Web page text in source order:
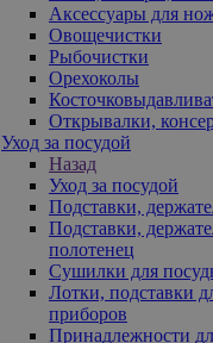
Аксессуары для
Овощечистки
Рыбочистки
Орехоколы
Открывалки,
Уход за посудой
Назад
Уход за посудой
Подставки,
Подставки,
полотенец
Сушилки для
Лотки, подставки
приборов
Принадлежности